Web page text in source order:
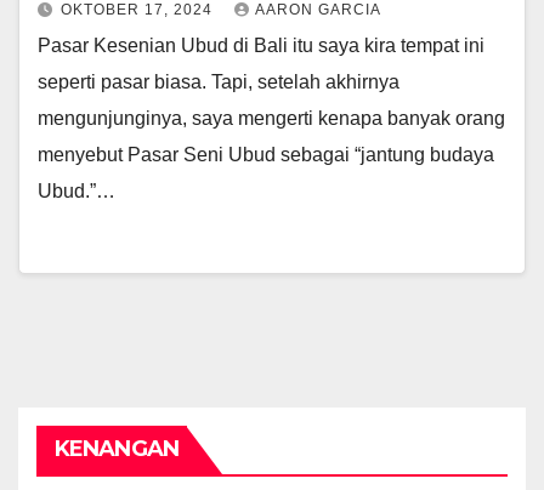
OKTOBER 17, 2024 AARON GARCIA
Pasar Kesenian Ubud di Bali itu saya kira tempat ini
seperti pasar biasa. Tapi, setelah akhirnya
mengunjunginya, saya mengerti kenapa banyak orang
menyebut Pasar Seni Ubud sebagai “jantung budaya
Ubud.”…
KENANGAN